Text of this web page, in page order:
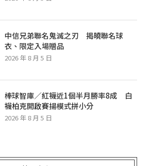
中信兄弟聯名鬼滅之刃 揭曉聯名球
衣、限定入場贈品
2026 年 8 月 5 日
棒球智庫／紅襪近1個半月勝率8成 白
襪柏克開啟賽揚模式拼小分
2026 年 8 月 5 日